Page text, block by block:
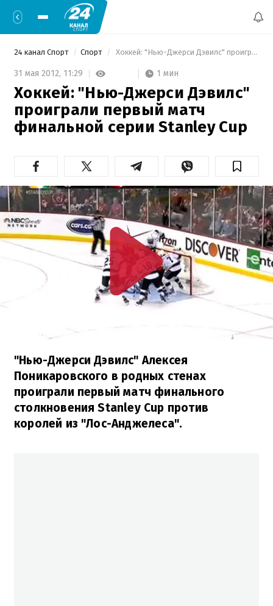
24 канал Спорт Спорт Хоккей: "Нью-Джерси Дэвилс" проиграли первый матч финальной серии Stanley Cup
31 мая 2012, 11:29 1 мин
Хоккей: "Нью-Джерси Дэвилс"
проиграли первый матч
финальной серии Stanley Cup
"Нью-Джерси Дэвилс" Алексея
Поникаровского в родных стенах
проиграли первый матч финального
столкновения Stanley Cup против
королей из "Лос-Анджелеса".